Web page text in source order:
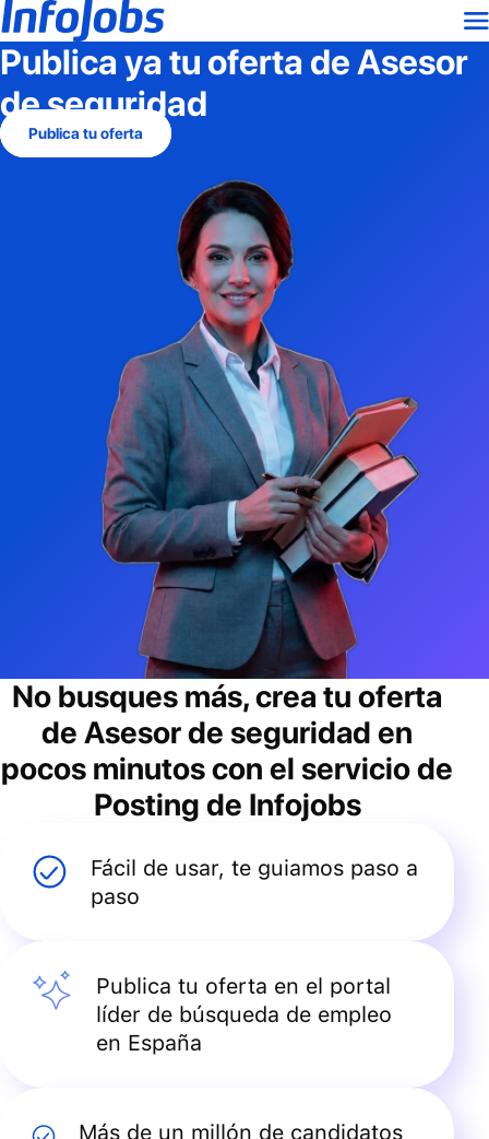
Publica ya tu oferta deAsesor
de seguridad
Publica tu oferta
No busques más, crea tu oferta
de Asesor de seguridad en
pocos minutos con el servicio de
Posting de Infojobs
Fácil de usar, te guiamos paso a
paso
Publica tu oferta en el portal
líder de búsqueda de empleo
en España
Más de un millón de candidatos